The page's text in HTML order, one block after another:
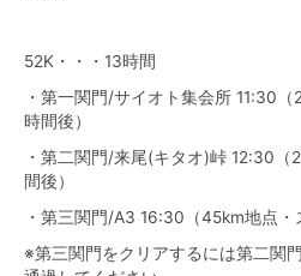
52K・・・13時間
・第一関門/サイオト集会所 11:30
時間後）
・第二関門/来尾(キタオ)峠 12:30
間後）
・第三関門/A3 16:30（45km地点・
※第三関門をクリアするには第二関